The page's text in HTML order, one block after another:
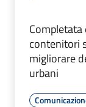
Completata
contenitori
migliorare
urbani